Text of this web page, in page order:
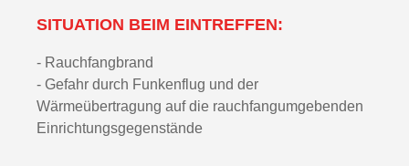
SITUATION BEIM EINTREFFEN:
- Rauchfangbrand
- Gefahr durch Funkenflug und der
Wärmeübertragung auf die rauchfangumgebenden
Einrichtungsgegenstände